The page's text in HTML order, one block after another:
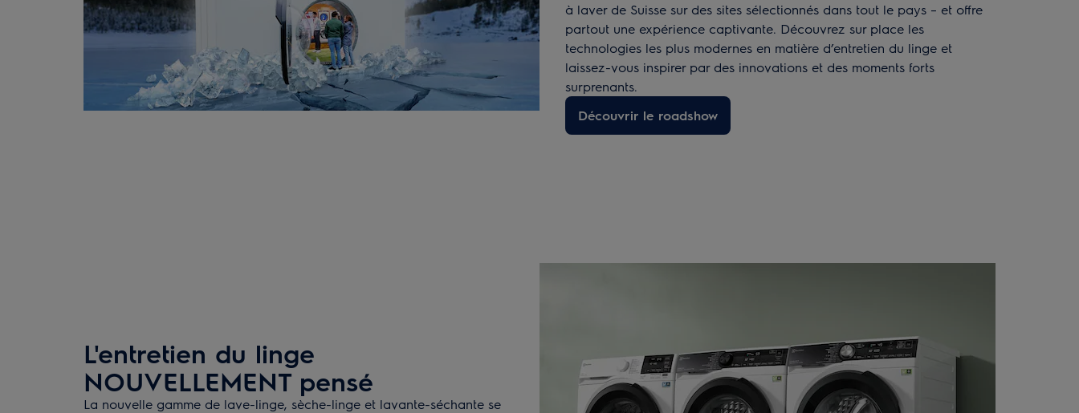
à laver de Suisse sur des sites sélectionnés dans tout le pays – et offre
partout une expérience captivante. Découvrez sur place les
technologies les plus modernes en matière d’entretien du linge et
laissez-vous inspirer par des innovations et des moments forts
surprenants.
Découvrir le roadshow
L'entretien du linge
NOUVELLEMENT pensé
La nouvelle gamme de lave-linge, sèche-linge et lavante-séchante se